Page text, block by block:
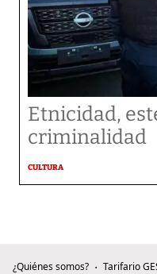
Etnicidad,
criminalidad
CULTURA
¿Quiénes somos? Tarifario